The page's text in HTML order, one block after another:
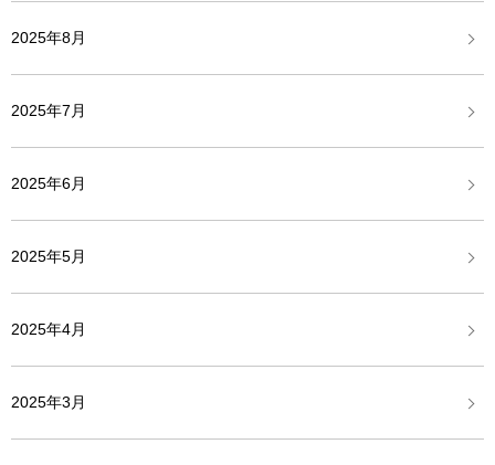
2025年8月
2025年7月
2025年6月
2025年5月
2025年4月
2025年3月